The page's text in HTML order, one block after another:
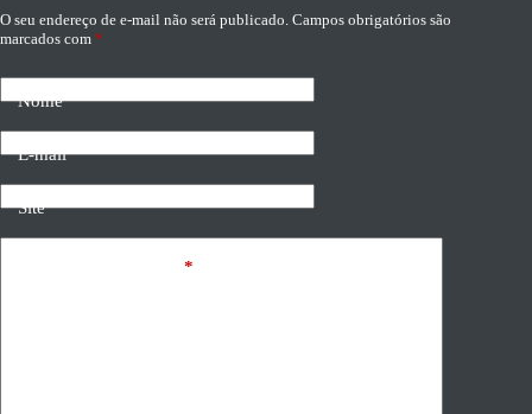
O seu endereço de e-mail não será publicado. Campos obrigatórios são
marcados com *
Nome
E-mail
Site
*